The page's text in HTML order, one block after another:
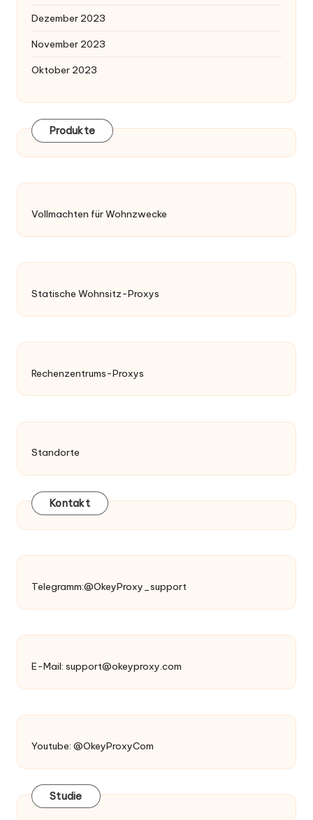
Dezember 2023
November 2023
Oktober 2023
Produkte
Vollmachten für Wohnzwecke
Statische Wohnsitz-Proxys
Rechenzentrums-Proxys
Standorte
Kontakt
Telegramm:@OkeyProxy_support
E-Mail: support@okeyproxy.com
Youtube: @OkeyProxyCom
Studie